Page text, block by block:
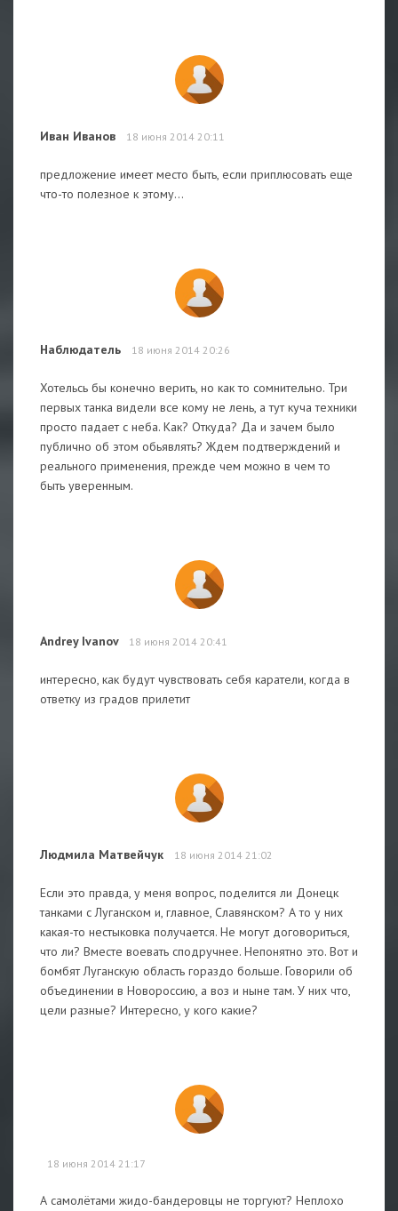
Иван Иванов 18 июня 2014 20:11
предложение имеет место быть, если приплюсовать еще
что-то полезное к этому...
Наблюдатель 18 июня 2014 20:26
Хотельсь бы конечно верить, но как то сомнительно. Три
первых танка видели все кому не лень, а тут куча техники
просто падает с неба. Как? Откуда? Да и зачем было
публично об этом обьявлять? Ждем подтверждений и
реального применения, прежде чем можно в чем то
быть уверенным.
Andrey Ivanov 18 июня 2014 20:41
интересно, как будут чувствовать себя каратели, когда в
ответку из градов прилетит
Людмила Матвейчук 18 июня 2014 21:02
Если это правда, у меня вопрос, поделится ли Донецк
танками с Луганском и, главное, Славянском? А то у них
какая-то нестыковка получается. Не могут договориться,
что ли? Вместе воевать сподручнее. Непонятно это. Вот и
бомбят Луганскую область гораздо больше. Говорили об
объединении в Новороссию, а воз и ныне там. У них что,
цели разные? Интересно, у кого какие?
18 июня 2014 21:17
А самолётами жидо-бандеровцы не торгуют? Неплохо